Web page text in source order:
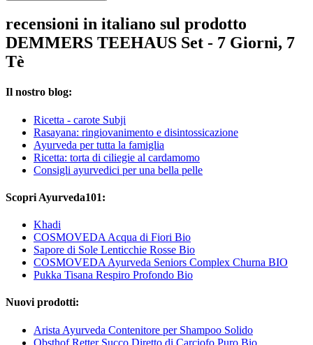
recensioni in italiano sul prodotto
DEMMERS TEEHAUS Set - 7 Giorni, 7
Tè
Il nostro blog:
Ricetta - carote Subji
Rasayana: ringiovanimento e disintossicazione
Ayurveda per tutta la famiglia
Ricetta: torta di ciliegie al cardamomo
Consigli ayurvedici per una bella pelle
Scopri Ayurveda101:
Khadi
COSMOVEDA Acqua di Fiori Bio
Sapore di Sole Lenticchie Rosse Bio
COSMOVEDA Ayurveda Seniors Complex Churna BIO
Pukka Tisana Respiro Profondo Bio
Nuovi prodotti:
Arista Ayurveda Contenitore per Shampoo Solido
Obsthof Retter Succo Diretto di Carciofo Puro Bio